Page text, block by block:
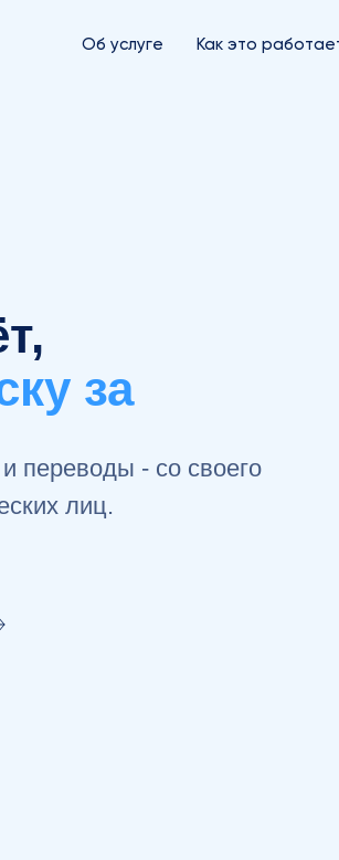
О PayPal Об услуге Этапы
Об услуге Как это
за
переводы - со своего
лиц.